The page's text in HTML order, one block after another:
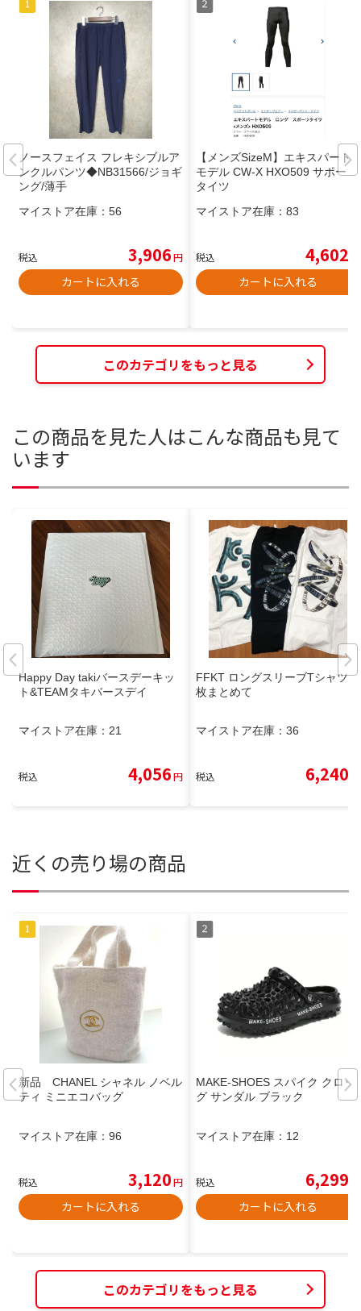
ノースフェイス フレキシブルア
ンクルパンツ◆NB31566/ジョギ
ング/薄手
マイストア在庫： 56
税込 3,906円
カートに入れる
【メンズSizeM】エキスパート
モデル CW-X HXO509 サポート
タイツ
マイストア在庫： 83
税込 4,602
カートに入れる
このカテゴリをもっと見る
この商品を見た人はこんな商品も見て
います
Happy Day takiバースデーキッ
ト&TEAMタキバースデイ
マイストア在庫： 21
税込 4,056円
FFKT ロングスリーブTシャツ 3
枚まとめて
マイストア在庫： 36
税込 6,240
近くの売り場の商品
新品 CHANEL シャネル ノベル
ティ ミニエコバッグ
マイストア在庫： 96
税込 3,120円
カートに入れる
MAKE-SHOES スパイク クロッ
グ サンダル ブラック
マイストア在庫： 12
税込 6,299
カートに入れる
このカテゴリをもっと見る